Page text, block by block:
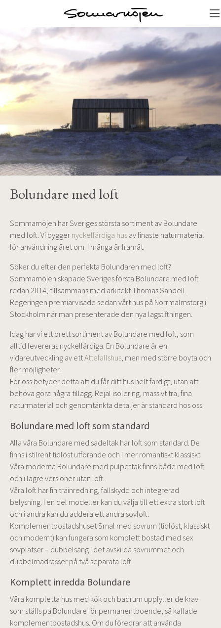
Bolundare med loft
Sommarnöjen har Sveriges största sortiment av Bolundare
med loft. Vi bygger nyckelfärdiga hus av finaste naturmaterial
för användning året om. I många år framåt.
Söker du efter den perfekta Bolundaren med loft?
Sommarnöjen skapade Sveriges första Bolundare med loft
redan 2014, tillsammans med arkitekt Thomas Sandell.
Regeringen premiärvisade sedan vårt hus på Norrmalmstorg i
Stockholm när man presenterade den nya lagstiftningen.
Idag har vi ett brett sortiment av Bolundare med loft, som
alltid levereras nyckelfärdiga. En Bolundare är en
vidareutveckling av ettAttefallshus, men med större boyta och
fler möjligheter.
För oss betyder detta att du får ditt hus helt färdigt, utan att
behöva göra några tillägg. Rejäl isolering, massivt trä, fina
naturmaterial och genomtänkta detaljer är standard hos oss.
Bolundare med loft som standard
Alla våra Bolundare med sadeltak har loft som standard. De
finns i stilrent tidlöst utförande och i mer romantiskt klassiskt.
Våra moderna Bolundare med pulpettak finns både med loft
och i lägre versioner utan loft.
Våra loft har fin träinredning, fallskydd och integrerad
belysning. I en del modeller kan du välja till ett extra stort loft
och i andra kan du addera ett andra sovloft.
Komplementbostadshuset Smal med sovrum (tidlöst, klassiskt
och modernt) kan fungera som komplett bostad med sex
sovplatser – dubbelsäng i det avskilda sovrummet och
dubbelmadrasser på två separata loft.
Komplett inredda Bolundare
Våra kompletta hus med kök och badrum uppfyller de krav
som ställs på Bolundare för permanentboende, så kallade
komplementbostadshus. Om du föredrar att använda